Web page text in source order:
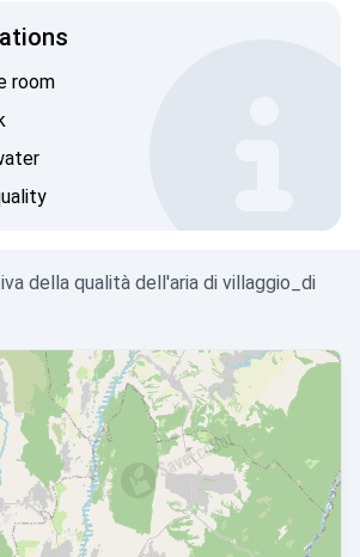
room
della qualità dell'aria di villaggio_di